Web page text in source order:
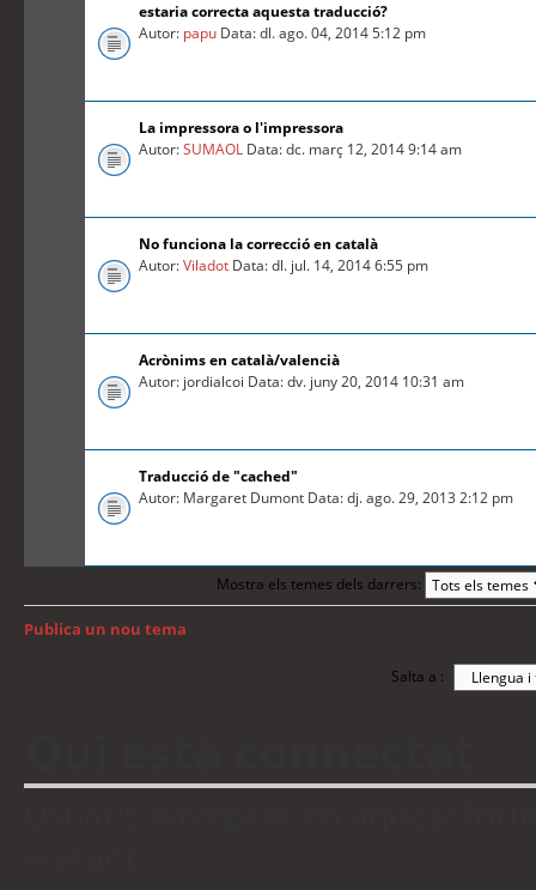
estaria correcta aquesta traducció?
Autor: papu Data: dl. ago. 04, 2014 5:12 pm
La impressora o l'impressora
Autor:SUMAOL Data: dc. març 12, 2014 9:14 am
No funciona la correcció en català
Autor:Viladot Data: dl. jul. 14, 2014 6:55 pm
Acrònims en català/valencià
Autor: jordialcoi Data: dv. juny 20, 2014 10:31 am
Traducció de "cached"
Autor: Margaret Dumont Data: dj. ago. 29, 2013 2:12 pm
Mostra els temes dels darrers:
Publica un nou tema
Salta a :